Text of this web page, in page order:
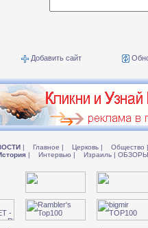
Добавить сайт
| Главное | Церковь | Общество |
| Интервью | Израиль |